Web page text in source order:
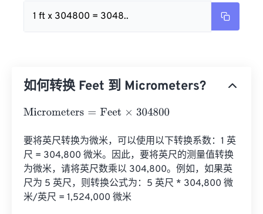
1 ft x 304800 = 3048..
如何转换 Feet 到 Micrometers?
Micrometers=Feet×304800
要将英尺转换为微米，可以使用以下转换系数：1 英
尺 = 304,800 微米。因此，要将英尺的测量值转换
为微米，请将英尺数乘以 304,800。例如，如果英
尺为 5 英尺，则转换公式为：5 英尺 * 304,800 微
米/英尺 = 1,524,000 微米